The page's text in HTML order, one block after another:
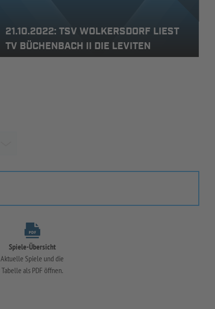
21.10.2022: TSV WOLKERSDORF LIEST
TV BÜCHENBACH II DIE LEVITEN
Spiele-Übersicht
Aktuelle Spiele und die
Tabelle als PDF öffnen.